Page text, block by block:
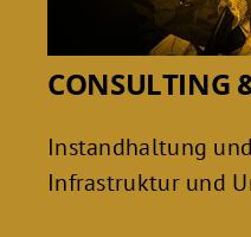
CONSULTING
Instandhaltung
Infrastruktur und